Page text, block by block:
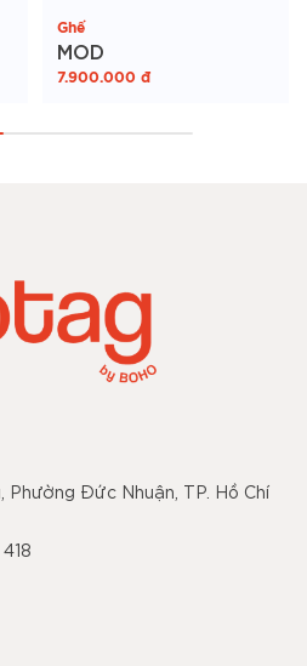
Ghế
MOD
7.900.000 đ
Phường Đức Nhuận, TP. Hồ Chí